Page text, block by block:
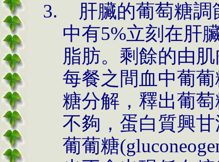
肝臟的葡萄糖
中有5%立刻在肝
脂肪。剩餘的由
每餐之間血中葡
糖分解，釋出葡
不夠，蛋白質興
葡葡糖